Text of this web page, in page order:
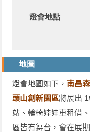
燈會地點
地圖
燈會地圖如下， 南昌
頭山創新園區將展出
站、輪椅娃娃車租借
區皆有舞台，會在展